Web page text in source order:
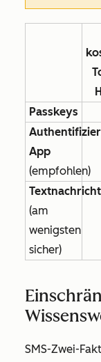
Passkeys
App
(empfohlen)
Textnachricht
(am
wenigsten
sicher)
SMS-Zwei-